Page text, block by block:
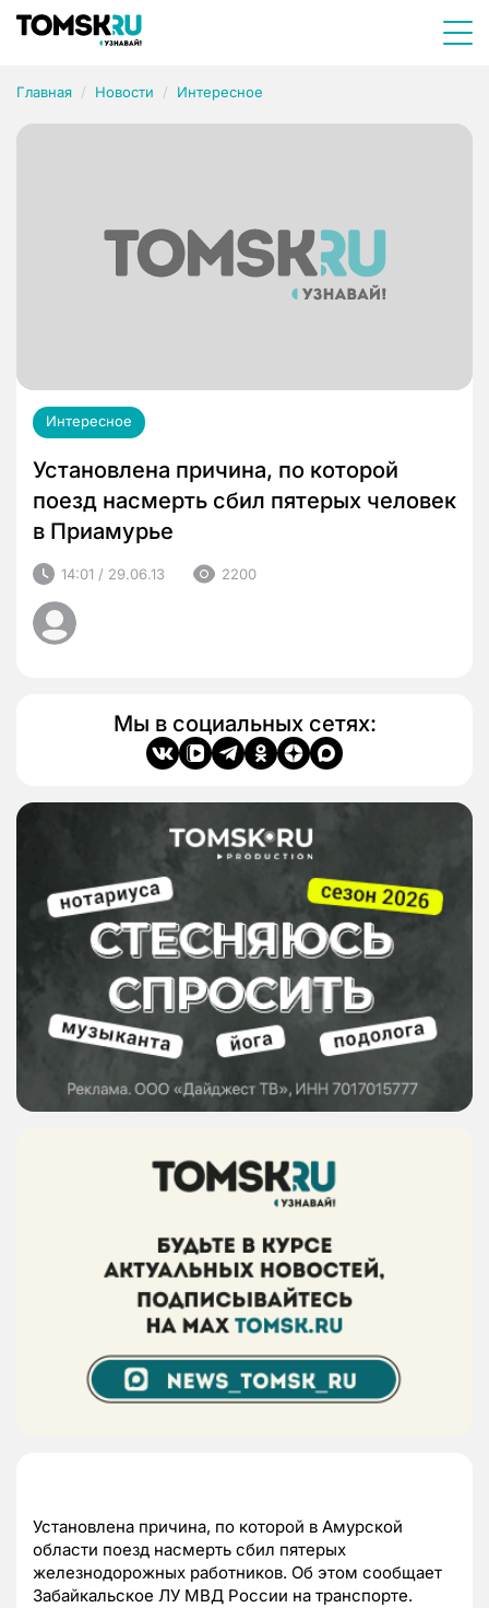
Главная Новости Интересное
Интересное
Установлена причина, по которой
поезд насмерть сбил пятерых человек
в Приамурье
14:01 / 29.06.13 2200
Мы в социальных сетях:
Установлена причина, по которой в Амурской
области поезд насмерть сбил пятерых
железнодорожных работников. Об этом сообщает
Забайкальское ЛУ МВД России на транспорте.